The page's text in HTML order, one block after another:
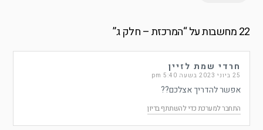
22 מחשבות על “ המרכזת – חלק ג”
חרדי שמת לזיין
25 ביוני 2023 בשעה 5:40 pm
אפשר להדריך אצלכם??
התחבר למערכת כדי להשתתף בדיון